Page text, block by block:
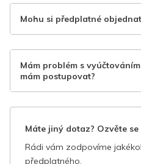
Mohu si předplatné
Mám problém s
mám postupovat?
Máte jiný dotaz? Ozvěte se
Rádi vám zodpovíme
předplatného.